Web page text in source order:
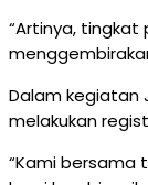
“Artinya, tingkat
Dalam kegiatan
melakukan
“Kami bersama